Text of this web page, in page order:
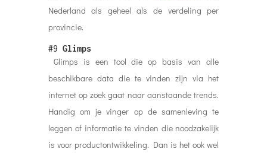
Nederland als geheel als de verdeling per
provincie.
#9 Glimps
Glimps is een tool die op basis van alle
beschikbare data die te vinden zijn via het
internet op zoek gaat naar aanstaande trends.
Handig om je vinger op de samenleving te
leggen of informatie te vinden die noodzakelijk
is voor productontwikkeling. Dan is het ook wel